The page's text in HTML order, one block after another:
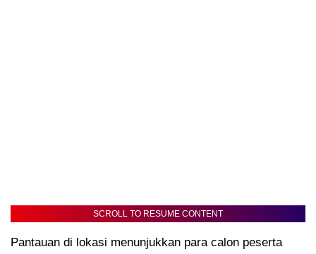
SCROLL TO RESUME CONTENT
Pantauan di lokasi menunjukkan para calon peserta